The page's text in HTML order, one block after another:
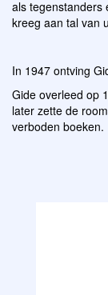
als tegenstanders
kreeg aan tal van
In 1947 ontving
Gide overleed op
later zette de
verboden boeken.